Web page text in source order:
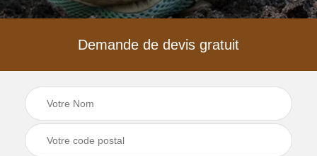
Demande de devis gratuit